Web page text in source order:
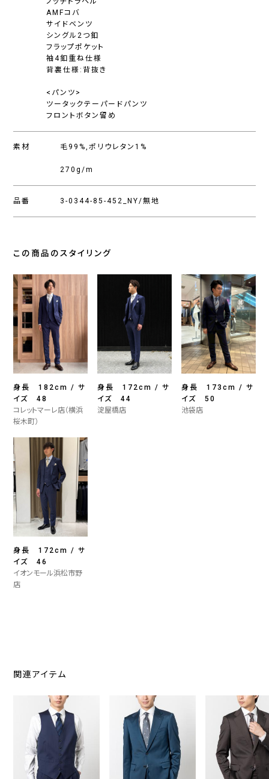
AMFコバ
サイドベンツ
シングル2つ釦
フラップポケット
袖4釦重ね仕様
背裏仕様:背抜き
<パンツ>
ツータックテーパードパンツ
フロントボタン留め
素材 毛99%,ポリウレタン1%
270g/m
品番 3-0344-85-452_NY/無地
この商品のスタイリング
身長 182cm / サ
イズ 48
コレットマーレ店（横浜
桜木町）
身長 172cm / サ
イズ 44
淀屋橋店
身長 173cm / サ
イズ 50
池袋店
身長 172cm / サ
イズ 46
イオンモール浜松市野
店
関連アイテム